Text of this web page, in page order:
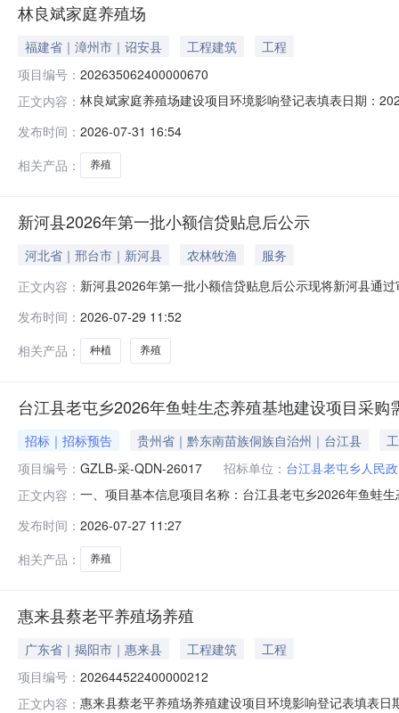
林良斌家庭养殖场
福建省｜漳州市｜诏安县 工程建筑
工程
项目编号： 202635062400000670
正文内容： 林良斌家庭养殖场建设项目环境影响登记表填表日期：
响评价分类管理名录》中应当填报环境影响登记表的建
发布时间： 2026-07-31 16:54
相关产品：
养殖
新河县2026年第一批小额信贷贴息后公示
河北省｜邢台市｜新河县 农林牧渔
服务
正文内容： 新河县2026年第一批小额信贷贴息后公示现将新河县通
振兴局）2026年第一批贴息明细表.xlsx
发布时间： 2026-07-29 11:52
相关产品：
种植 养殖
台江县老屯乡2026年鱼蛙生态养殖基地建设项目采购
招标｜招标预告 贵州省｜黔东南苗族侗族自治州｜台江县
项目编号： GZLB-采-QDN-26017 招标单位： 台江县老屯乡人民
正文内容： 一、项目基本信息项目名称：台江县老屯乡2026年鱼蛙
购人信息采购单位名称：台江县老屯乡人民政府项目联
发布时间： 2026-07-27 11:27
相关产品：
养殖
惠来县蔡老平养殖场养殖
广东省｜揭阳市｜惠来县 工程建筑
工程
项目编号： 202644522400000212
正文内容： 惠来县蔡老平养殖场养殖建设项目环境影响登记表填表